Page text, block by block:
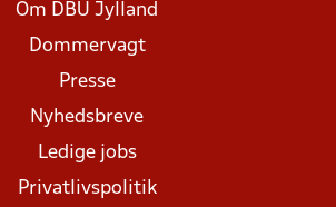
Om DBU Jylland
Dommervagt
Presse
Nyhedsbreve
Ledige jobs
Privatlivspolitik